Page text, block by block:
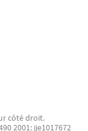
côté droit.
2001: jje1017672